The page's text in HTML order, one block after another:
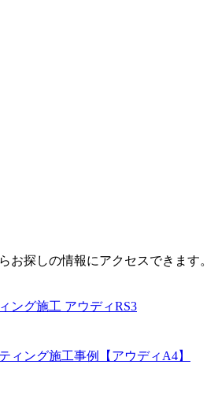
お探しの情報にアクセスできます。
ング施工 アウディRS3
ィング施工事例【アウディA4】